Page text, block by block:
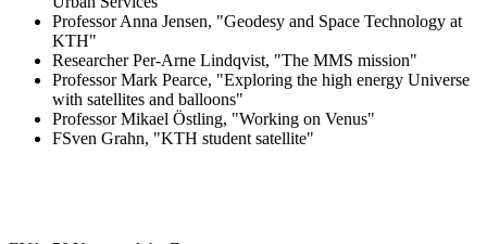
Professor Anna Jensen, "Geodesy and Space Technology at
KTH"
Researcher Per-Arne Lindqvist, "The MMS mission"
Professor Mark Pearce, "Exploring the high energy Universe
with satellites and balloons"
Professor Mikael Östling, "Working on Venus"
FSven Grahn, "KTH student satellite"